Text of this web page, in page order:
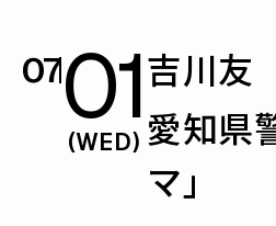
0701
(WED)
吉川友
愛知県
マ」